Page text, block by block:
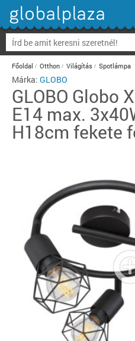
Főoldal Otthon Világítás Spotlámpa
Márka: GLOBO
GLOBO Globo
E14 max.
H18cm fekete